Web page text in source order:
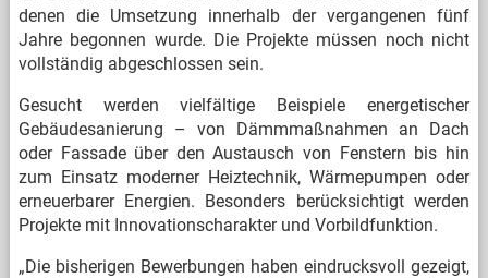
denen die Umsetzung innerhalb der vergangenen fünf
Jahre begonnen wurde. Die Projekte müssen noch nicht
vollständig abgeschlossen sein.
Gesucht werden vielfältige Beispiele energetischer
Gebäudesanierung – von Dämmmaßnahmen an Dach
oder Fassade über den Austausch von Fenstern bis hin
zum Einsatz moderner Heiztechnik, Wärmepumpen oder
erneuerbarer Energien. Besonders berücksichtigt werden
Projekte mit Innovationscharakter und Vorbildfunktion.
„Die bisherigen Bewerbungen haben eindrucksvoll gezeigt,